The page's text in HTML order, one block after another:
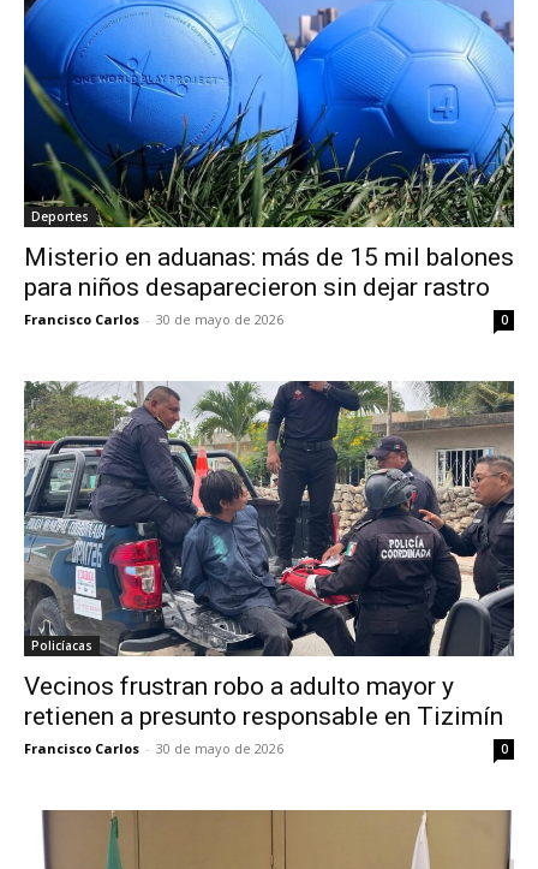
Deportes
Misterio en aduanas: más de 15 mil balones
para niños desaparecieron sin dejar rastro
Francisco Carlos - 30 de mayo de 2026 0
Policíacas
Vecinos frustran robo a adulto mayor y
retienen a presunto responsable en Tizimín
Francisco Carlos - 30 de mayo de 2026 0